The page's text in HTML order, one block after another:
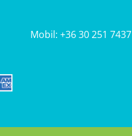
Mobil: +36 30 251 7437